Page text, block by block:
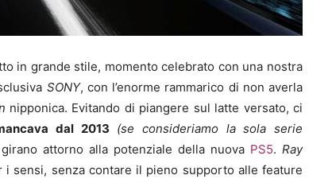
in grande stile, momento celebrato con una nostra
SONY, con l’enorme rammarico di non averla
nipponica. Evitando di piangere sul latte versato, ci
dal 2013 (se consideriamo la sola serie
attorno alla potenziale della nuova PS5.Ray
sensi, senza contare il pieno supporto alle feature